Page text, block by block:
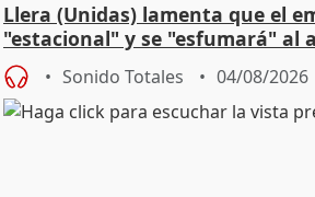
Llera (Unidas) lamenta que el
"estacional" y se "esfumará" al
Sonido Totales 04/08/2026